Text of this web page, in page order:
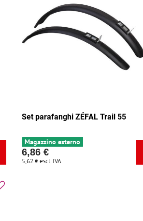
Set parafanghi ZÉFAL Trail 55
Magazzino esterno
6,86 €
5,62 €escl. IVA